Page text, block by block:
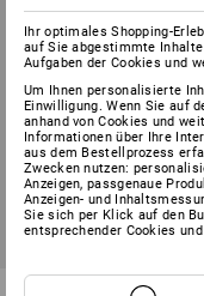
Spanngurt, 2-teilig mit
Ihr optimales Shopping-
auf Sie abgestimmte
Aufgaben der Cookies und
Um Ihnen personalisierte
Einwilligung. Wenn Sie auf
anhand von Cookies und
Informationen über Ihre
aus dem Bestellprozess
Zwecken nutzen:
Anzeigen, passgenaue
Anzeigen- und
Sie sich per Klick auf den
entsprechender Cookies